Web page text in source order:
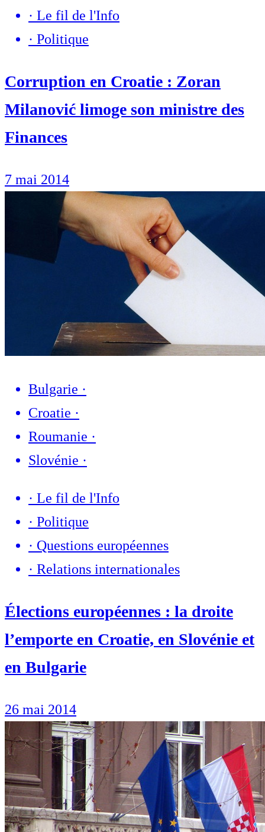
· Le fil de l'Info
· Politique
Corruption en Croatie : Zoran
Milanović limoge son ministre des
Finances
7 mai 2014
Bulgarie ·
Croatie ·
Roumanie ·
Slovénie ·
· Le fil de l'Info
· Politique
· Questions européennes
· Relations internationales
Élections européennes : la droite
l’emporte en Croatie, en Slovénie et
en Bulgarie
26 mai 2014